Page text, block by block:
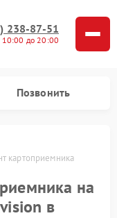
238-87-51
10:00 до 20:00
Позвонить
картоприемника
на
в